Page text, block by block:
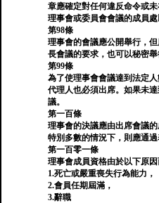
章應確定對任何違反命令或
理事會或委員會會議的成員
第98條
理事會的會議應公開舉行，
長會議的要求，也可以秘密舉
第99條
為了使理事會會議達到法定
代理人也必須出席。如果未
議。
第一百條
理事會的決議應由出席會議
特別多數的情況下，則應通過
第一百零一條
理事會成員資格由於以下原因
1.死亡或嚴重喪失行為能力，
2.會員任期屆滿，
3.辭職